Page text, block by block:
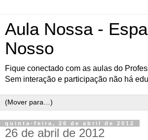
Aula Nossa -
Nosso
Fique conectado com as aulas do
Sem interação e participação não há
quinta-feira, 26 de abril de 2012
26 de abril de 2012